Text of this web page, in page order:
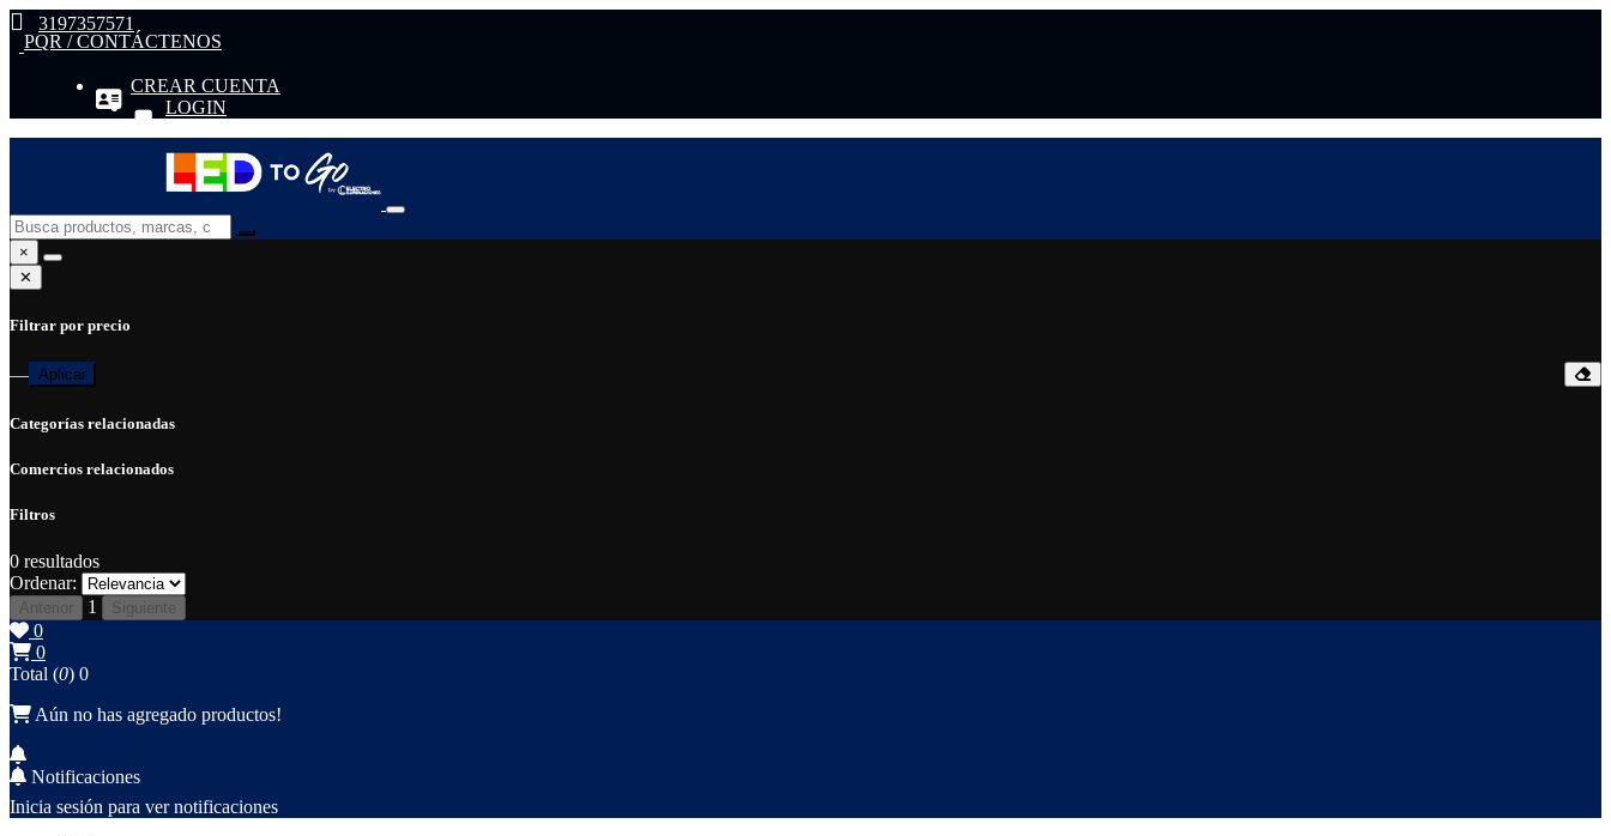
3197357571
PQR / CONTÁCTENOS
CREAR CUENTA
LOGIN
×
✕
Filtrar por precio
— Aplicar
Categorías relacionadas
Comercios relacionados
Filtros
0 resultados
Ordenar:
Anterior 1 Siguiente
0
0
Total (0) 0
Aún no has agregado productos!
Notificaciones
Inicia sesión para ver notificaciones